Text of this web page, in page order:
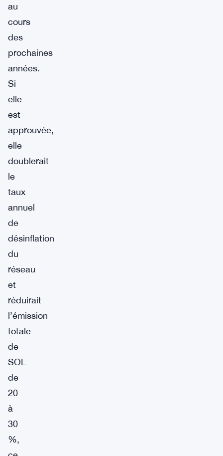
au
cours
des
prochaines
années.
Si
elle
est
approuvée,
elle
doublerait
le
taux
annuel
de
désinflation
du
réseau
et
réduirait
l’émission
totale
de
SOL
de
20
à
30
%,